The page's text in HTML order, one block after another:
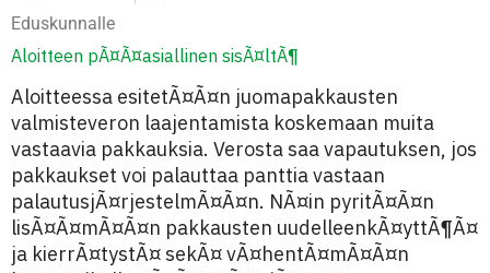
Eduskunnalle
Aloitteen pÃ¤Ã¤asiallinen sisÃ¤ltÃ¶
Aloitteessa esitetÃ¤Ã¤n juomapakkausten
valmisteveron laajentamista koskemaan muita
vastaavia pakkauksia. Verosta saa vapautuksen, jos
pakkaukset voi palauttaa panttia vastaan
palautusjÃ¤rjestelmÃ¤Ã¤n. NÃ¤in pyritÃ¤Ã¤n
lisÃ¤Ã¤mÃ¤Ã¤n pakkausten uudelleenkÃ¤yttÃ¶Ã¤
ja kierrÃ¤tystÃ¤ sekÃ¤ vÃ¤hentÃ¤mÃ¤Ã¤n